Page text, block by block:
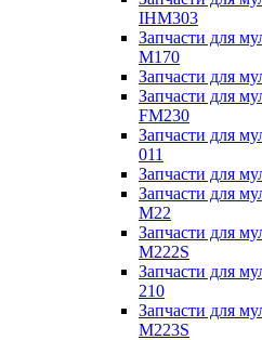
IHM303
Запчасти для
M170
Запчасти для
Запчасти для
FM230
Запчасти для
011
Запчасти для
Запчасти для
M22
Запчасти для
M222S
Запчасти для
210
Запчасти для
M223S